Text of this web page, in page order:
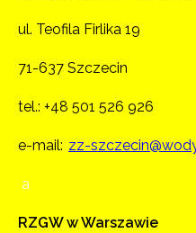
ul. Teofila Firlika 19
71-637 Szczecin
tel.: +48 501 526 926
e-mail: zz-
a
RZGW w Warszawie